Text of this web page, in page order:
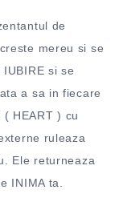
de
mereu si se
si se
a sa in fiecare
HEART ) cu
ruleaza
Ele returneaza
INIMA ta.